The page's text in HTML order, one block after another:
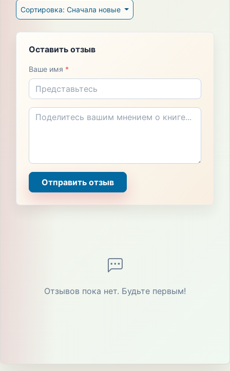
Сортировка: Сначала новые
Оставить отзыв
Ваше имя *
Отправить отзыв
Отзывов пока нет. Будьте первым!